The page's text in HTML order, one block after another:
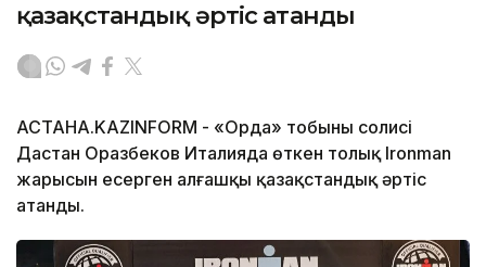
қазақстандық әртіс атанды
АСТАНА.KAZINFORM - «Орда» тобының солисі
Дастан Оразбеков Италияда өткен толық Ironman
жарысын еңсерген алғашқы қазақстандық әртіс
атанды.